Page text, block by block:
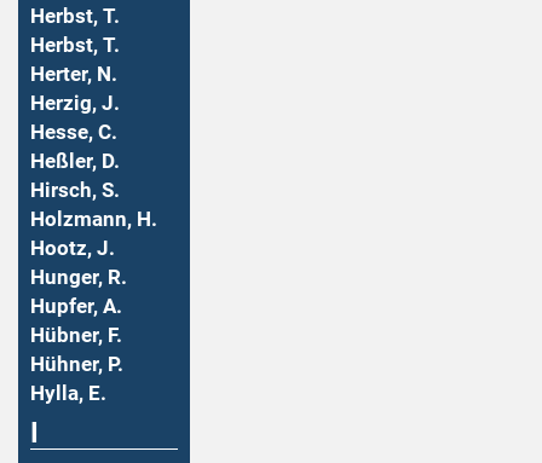
Herbst, T.
Herbst, T.
Herter, N.
Herzig, J.
Hesse, C.
Heßler, D.
Hirsch, S.
Holzmann, H.
Hootz, J.
Hunger, R.
Hupfer, A.
Hübner, F.
Hühner, P.
Hylla, E.